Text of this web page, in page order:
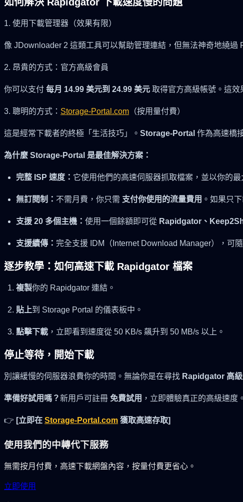
1. 使用下載管理器（效果有限）
像 JDownloader 2 這類工具可以幫助管理連結，但無法神奇地繞過
2. 昂貴的方式：官方高級會員
你可以支付 每月 14.99 美元到 24.99 美元 取得官方高級帳號。這效
3. 聰明的方式： Storage-Portal.com （按用量付費）
這是經常下載者的終極「生活技巧」。 Storage-Portal 作為高速橋
為什麼 Storage-Portal 是最佳解決方案：
完整 ISP 速度： 它使用他們的高速伺服器抓取檔案，並以你的最
無訂閱制： 不需月費，你只需 支付你使用的流量費用 。如果只
支援 20 多個主機： 使用一個餘額即可從 Rapidgator、
支援續傳： 完全支援 IDM（Internet Download Manager），可
逐步教學：如何高速下載 Rapidgator 檔案
複製你的 Rapidgator 連結。
貼上到 Storage Portal 的儀表板中。
點擊下載 ，立即看到速度從 50 KB/s 飆升到 50 MB/s 以上。
停止等待，開始下載
別讓緩慢的伺服器浪費你的時間。無論你是在尋找 Rapidgator 高
準備好試用嗎？新用戶可註冊 免費試用 ，立即體驗真正的高級速度。
👉 [立即在 Storage-Portal.com 獲取高速存取]
使用我們的中轉代下服務
無需按月付費，高速下載網盤內容，按量付費更省心。
立即使用